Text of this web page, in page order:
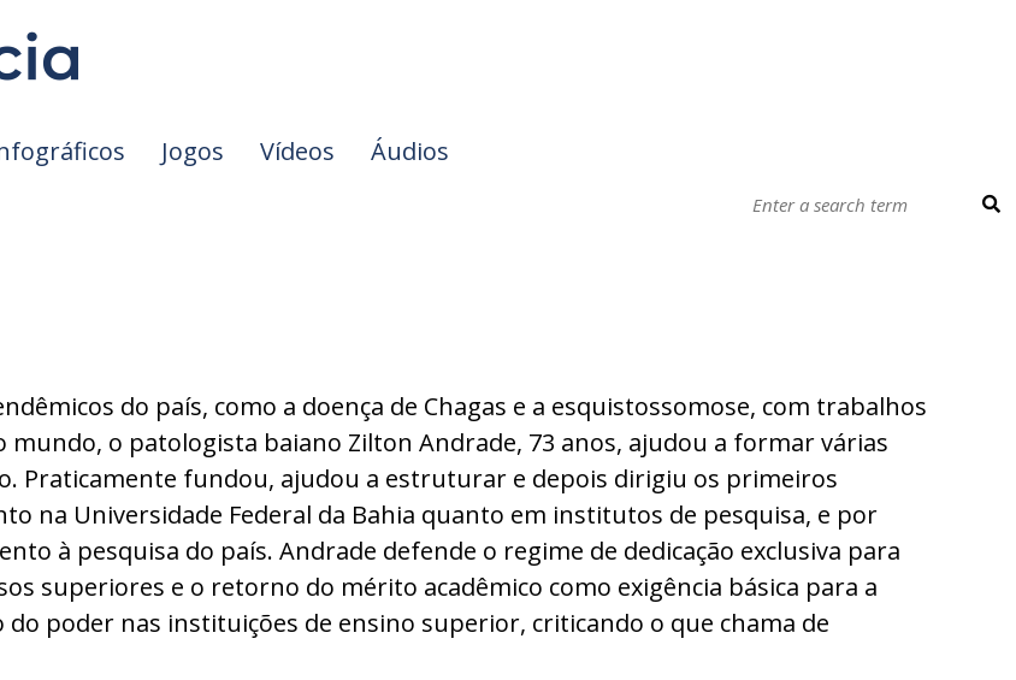
Jogos Vídeos Áudios
do país, como a doença de Chagas e a esquistossomose, com trabalhos
o patologista baiano Zilton Andrade, 73 anos, ajudou a formar várias
Praticamente fundou, ajudou a estruturar e depois dirigiu os primeiros
na Universidade Federal da Bahia quanto em institutos de pesquisa, e por
à pesquisa do país. Andrade defende o regime de dedicação exclusiva para
superiores e o retorno do mérito acadêmico como exigência básica para a
do poder nas instituições de ensino superior, criticando o que chama de